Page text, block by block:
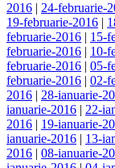
2016 | 24-februarie-
19-februarie-2016 |
februarie-2016 | 15-
februarie-2016 | 10-
februarie-2016 | 05-
februarie-2016 | 02-
2016 | 28-ianuarie-
ianuarie-2016 | 22-
2016 | 19-ianuarie-
ianuarie-2016 | 13-
2016 | 08-ianuarie-